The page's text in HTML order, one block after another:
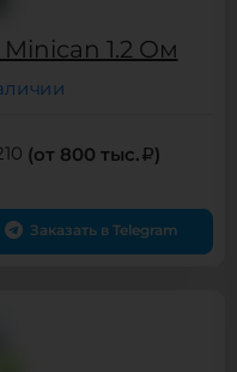
1.2 Ом
(от 800 тыс. )
Заказать в Telegram